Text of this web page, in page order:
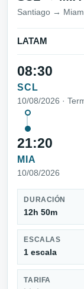
Santiago →
LATAM
08:30
SCL
10/08/2026 ·
21:20
MIA
10/08/2026
DURACIÓN
12h 50m
ESCALAS
1 escala
TARIFA